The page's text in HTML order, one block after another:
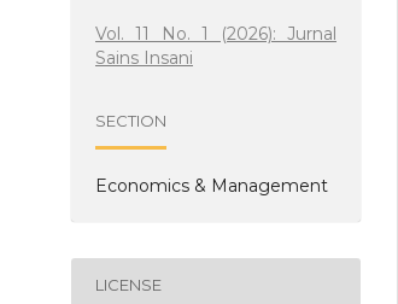
Vol. 11 No. 1 (2026): Jurnal
Sains Insani
SECTION
Economics & Management
LICENSE